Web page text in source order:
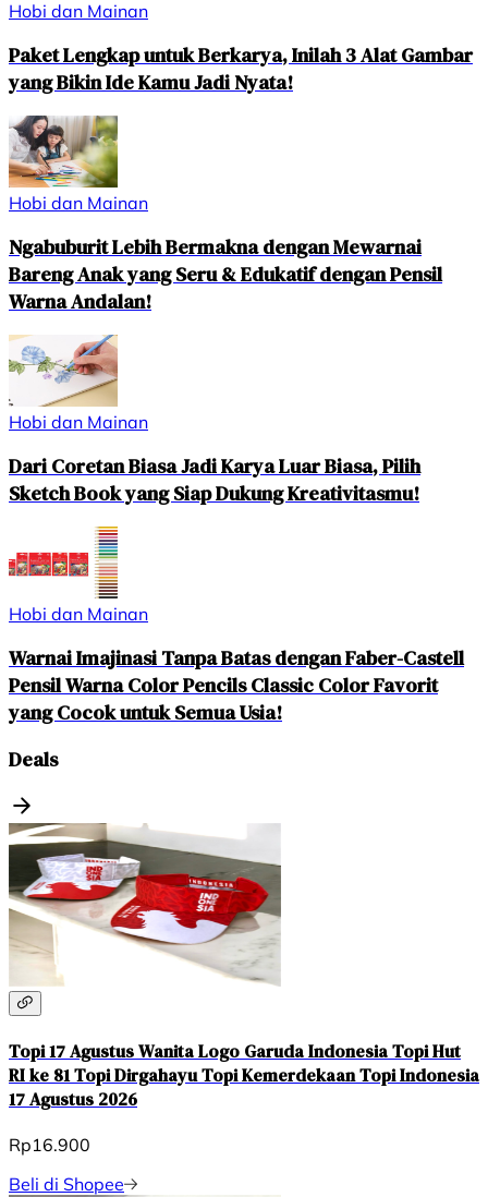
Hobi dan Mainan
Paket Lengkap untuk Berkarya, Inilah 3 Alat Gambar
yang Bikin Ide Kamu Jadi Nyata!
Hobi dan Mainan
Ngabuburit Lebih Bermakna dengan Mewarnai
Bareng Anak yang Seru & Edukatif dengan Pensil
Warna Andalan!
Hobi dan Mainan
Dari Coretan Biasa Jadi Karya Luar Biasa, Pilih
Sketch Book yang Siap Dukung Kreativitasmu!
Hobi dan Mainan
Warnai Imajinasi Tanpa Batas dengan Faber-Castell
Pensil Warna Color Pencils Classic Color Favorit
yang Cocok untuk Semua Usia!
Deals
Topi 17 Agustus Wanita Logo Garuda Indonesia Topi Hut
RI ke 81 Topi Dirgahayu Topi Kemerdekaan Topi Indonesia
17 Agustus 2026
Rp16.900
Beli di Shopee